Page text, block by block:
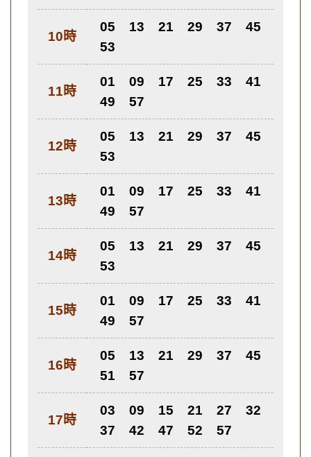
10時
05 13 21 29 37
45
53
11時
01 09 17 25 33
41
49
57
12時
05 13 21 29 37
45
53
13時
01 09 17 25 33
41
49
57
14時
05 13 21 29 37
45
53
15時
01 09 17 25 33
41
49
57
16時
05 13 21 29 37
45
51
57
17時
03 09 15 21 27
32
37
42 47 52 57